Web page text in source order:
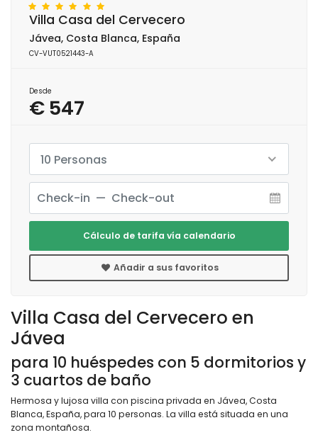
Villa Casa del Cervecero en
Jávea
para 10 huéspedes con 5 dormitorios y
3 cuartos de baño
Hermosa y lujosa villa con piscina privada en Jávea, Costa
Blanca, España, para 10 personas. La villa está situada en una
zona montañosa.
Villa Casa del Cervecero
Jávea, Costa Blanca, España
CV-VUT0521443-A
Desde
€ 547
10 Personas
Cálculo de tarifa vía calendario
Añadir a sus favoritos